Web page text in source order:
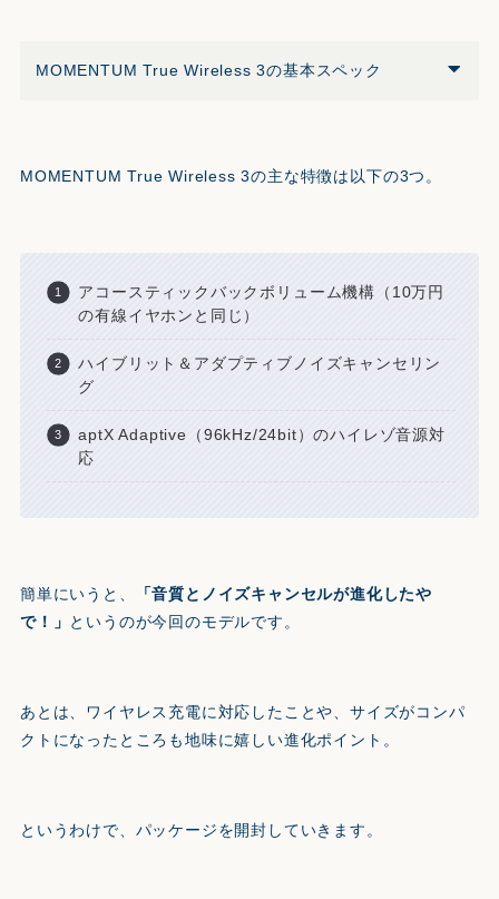
MOMENTUM True Wireless 3の基本スペック
MOMENTUM True Wireless 3の主な特徴は以下の3つ。
アコースティックバックボリューム機構（10万円
の有線イヤホンと同じ）
ハイブリット＆アダプティブノイズキャンセリン
グ
aptX Adaptive（96kHz/24bit）のハイレゾ音源対
応
簡単にいうと、
「音質とノイズキャンセルが進化したや
で！」 というのが今回のモデルです。
あとは、ワイヤレス充電に対応したことや、サイズがコンパ
クトになったところも地味に嬉しい進化ポイント。
というわけで、パッケージを開封していきます。